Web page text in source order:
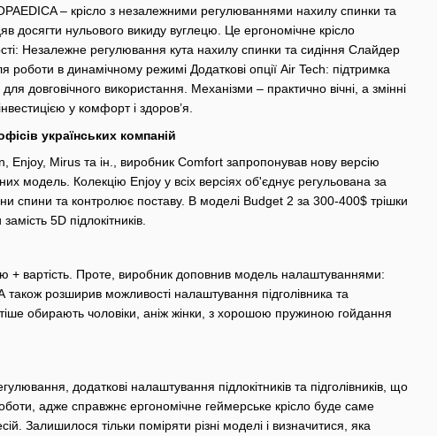
– крісло з незалежними регулюваннями нахилу спинки та
досягти нульового викиду вуглецю. Це ергономічне крісло
Незалежне регулювання кута нахилу спинки та сидіння Слайдер
в динамічному режимі Додаткові опції Air Tech: підтримка
довговічного використання. Механізми – практично вічні, а змінні
у комфорт і здоров’я.
українських компаній
Enjoy, Mirus та ін., виробник Comfort запропонував нову версію
модель. Колекцію Enjoy у всіх версіях об'єднує регульована за
спини та контролює поставу. В моделі Budget 2 за 300-400$ трішки
5D підлокітників.
+ вартість. Проте, виробник доповнив модель налаштуваннями:
розширив можливості налаштування підголівника та
обирають чоловіки, аніж жінки, з хорошою пружиною гойдання
додаткові налаштування підлокітників та підголівників, що
адже справжнє ергономічне геймерське крісло буде саме
Залишилося тільки поміряти різні моделі і визначитися, яка